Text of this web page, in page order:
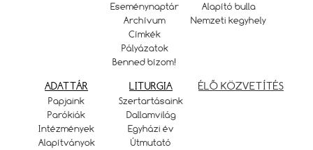
Eseménynaptár
Archívum
Címkék
Pályázatok
Benned bízom!
Alapító bulla
Nemzeti kegyhely
ADATTÁR
Papjaink
Parókiák
Intézmények
Alapítványok
LITURGIA
Szertartásaink
Dallamvilág
Egyházi év
Útmutató
ÉLŐ KÖZVETÍTÉS